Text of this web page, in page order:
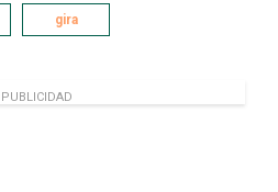
gira
PUBLICIDAD